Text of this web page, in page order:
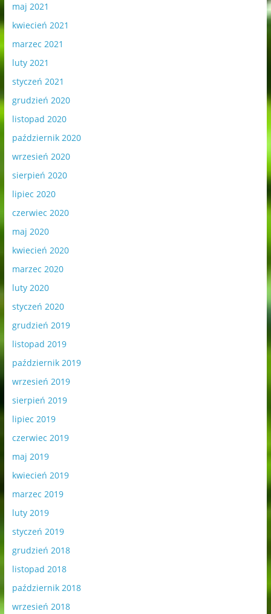
maj 2021
kwiecień 2021
marzec 2021
luty 2021
styczeń 2021
grudzień 2020
listopad 2020
październik 2020
wrzesień 2020
sierpień 2020
lipiec 2020
czerwiec 2020
maj 2020
kwiecień 2020
marzec 2020
luty 2020
styczeń 2020
grudzień 2019
listopad 2019
październik 2019
wrzesień 2019
sierpień 2019
lipiec 2019
czerwiec 2019
maj 2019
kwiecień 2019
marzec 2019
luty 2019
styczeń 2019
grudzień 2018
listopad 2018
październik 2018
wrzesień 2018